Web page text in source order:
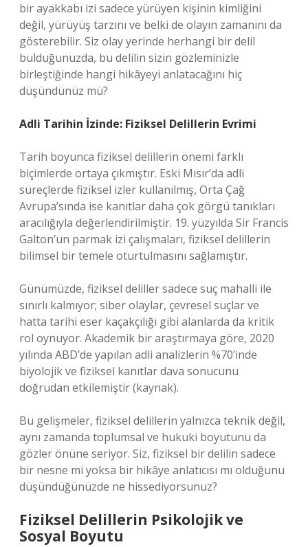
bir ayakkabı izi sadece yürüyen kişinin kimliğini
değil, yürüyüş tarzını ve belki de olayın zamanını da
gösterebilir. Siz olay yerinde herhangi bir delil
bulduğunuzda, bu delilin sizin gözleminizle
birleştiğinde hangi hikâyeyi anlatacağını hiç
düşündünüz mü?
Adli Tarihin İzinde: Fiziksel Delillerin Evrimi
Tarih boyunca fiziksel delillerin önemi farklı
biçimlerde ortaya çıkmıştır. Eski Mısır’da adli
süreçlerde fiziksel izler kullanılmış, Orta Çağ
Avrupa’sında ise kanıtlar daha çok görgü tanıkları
aracılığıyla değerlendirilmiştir. 19. yüzyılda Sir Francis
Galton’un parmak izi çalışmaları, fiziksel delillerin
bilimsel bir temele oturtulmasını sağlamıştır.
Günümüzde, fiziksel deliller sadece suç mahalli ile
sınırlı kalmıyor; siber olaylar, çevresel suçlar ve
hatta tarihi eser kaçakçılığı gibi alanlarda da kritik
rol oynuyor. Akademik bir araştırmaya göre, 2020
yılında ABD’de yapılan adli analizlerin %70’inde
biyolojik ve fiziksel kanıtlar dava sonucunu
doğrudan etkilemiştir (kaynak).
Bu gelişmeler, fiziksel delillerin yalnızca teknik değil,
aynı zamanda toplumsal ve hukuki boyutunu da
gözler önüne seriyor. Siz, fiziksel bir delilin sadece
bir nesne mi yoksa bir hikâye anlatıcısı mı olduğunu
düşündüğünüzde ne hissediyorsunuz?
Fiziksel Delillerin Psikolojik ve
Sosyal Boyutu